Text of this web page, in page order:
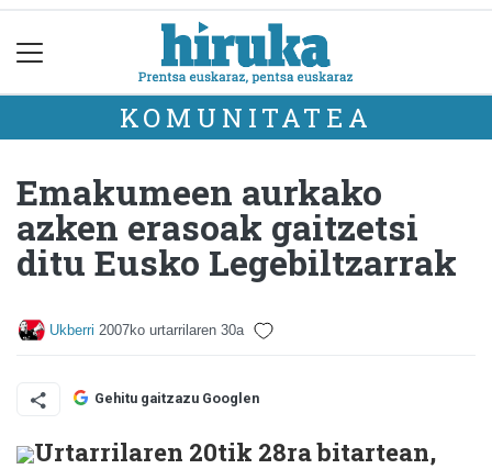
KOMUNITATEA
Emakumeen aurkako
azken erasoak gaitzetsi
ditu Eusko Legebiltzarrak
Ukberri 2007ko urtarrilaren 30a
Gehitu gaitzazu Googlen
Urtarrilaren 20tik 28ra bitartean,